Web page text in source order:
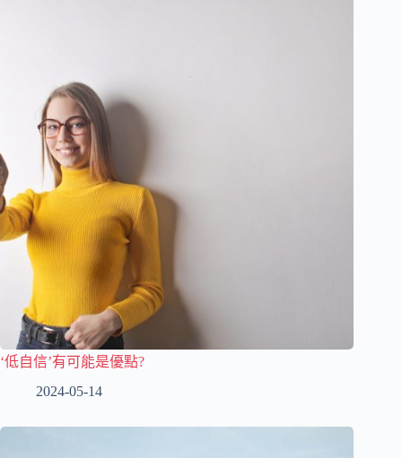
‘低自信’有可能是優點?
2024-05-14